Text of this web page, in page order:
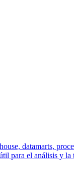
datamarts,
para el análisis y la